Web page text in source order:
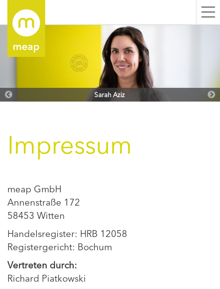
Sarah Aziz
Impressum
meap GmbH
Annenstraße 172
58453 Witten
Handelsregister: HRB 12058
Registergericht: Bochum
Vertreten durch:
Richard Piatkowski